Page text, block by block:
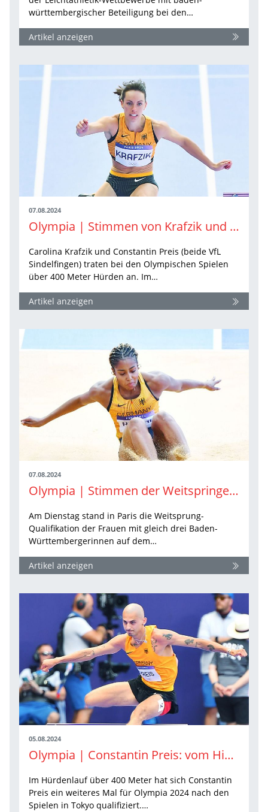
württembergischer Beteiligung bei den…
Artikel anzeigen
07.08.2024
Olympia | Stimmen von Krafzik und Preis
Carolina Krafzik und Constantin Preis (beide VfL
Sindelfingen) traten bei den Olympischen Spielen
über 400 Meter Hürden an. Im…
Artikel anzeigen
07.08.2024
Olympia | Stimmen der Weitspringerinnen
Am Dienstag stand in Paris die Weitsprung-
Qualifikation der Frauen mit gleich drei Baden-
Württembergerinnen auf dem…
Artikel anzeigen
05.08.2024
Olympia | Constantin Preis: vom Hindernisse überspringen und dem Landen danach
Im Hürdenlauf über 400 Meter hat sich Constantin
Preis ein weiteres Mal für Olympia 2024 nach den
Spielen in Tokyo qualifiziert.…